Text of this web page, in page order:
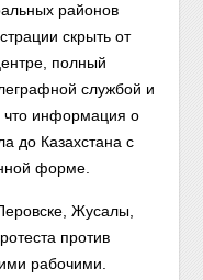
районов
скрыть от
полный
службой и
что информация о
до Казахстана с
форме.
Жусалы,
против
рабочими.